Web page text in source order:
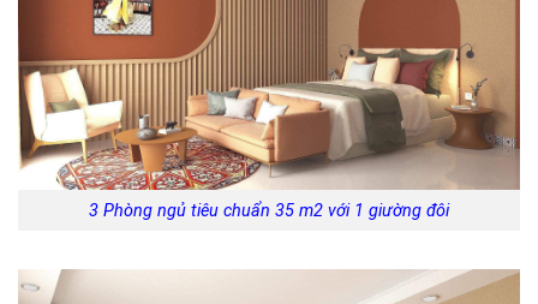
3 Phòng ngủ tiêu chuẩn 35 m2 với 1 giường đôi